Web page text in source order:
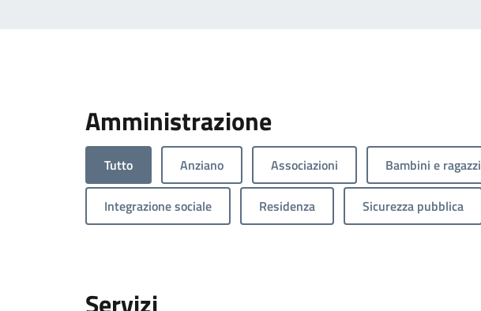
Amministrazione
Tutto Anziano Associazioni Bambini e ragazzi
Integrazione sociale Residenza Sicurezza pubblica